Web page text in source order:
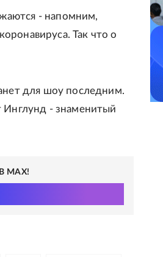
- напомним,
Так что о
для шоу последним.
Инглунд - знаменитый
MAX!